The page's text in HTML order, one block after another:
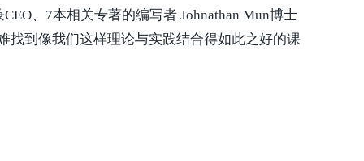
、7本相关专著的编写者 Johnathan Mun博士
找到像我们这样理论与实践结合得如此之好的课